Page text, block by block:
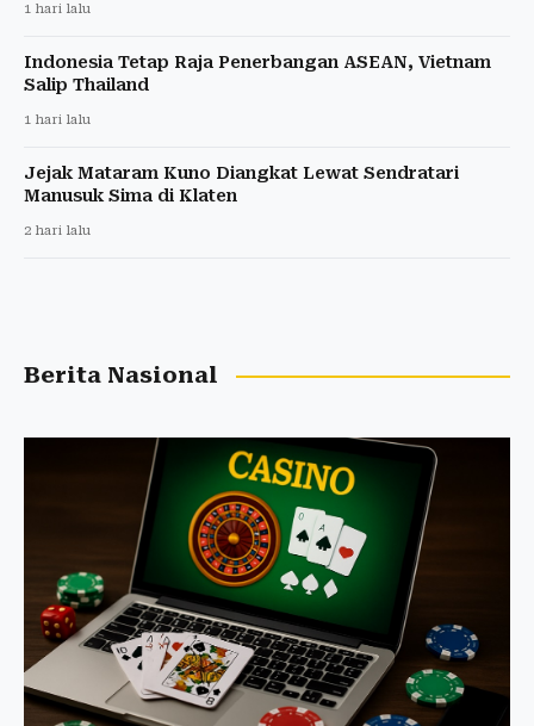
1 hari lalu
Indonesia Tetap Raja Penerbangan ASEAN, Vietnam
Salip Thailand
1 hari lalu
Jejak Mataram Kuno Diangkat Lewat Sendratari
Manusuk Sima di Klaten
2 hari lalu
Berita Nasional